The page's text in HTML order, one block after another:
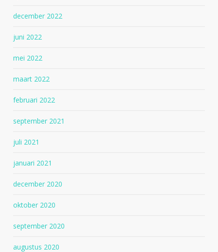
december 2022
juni 2022
mei 2022
maart 2022
februari 2022
september 2021
juli 2021
januari 2021
december 2020
oktober 2020
september 2020
augustus 2020